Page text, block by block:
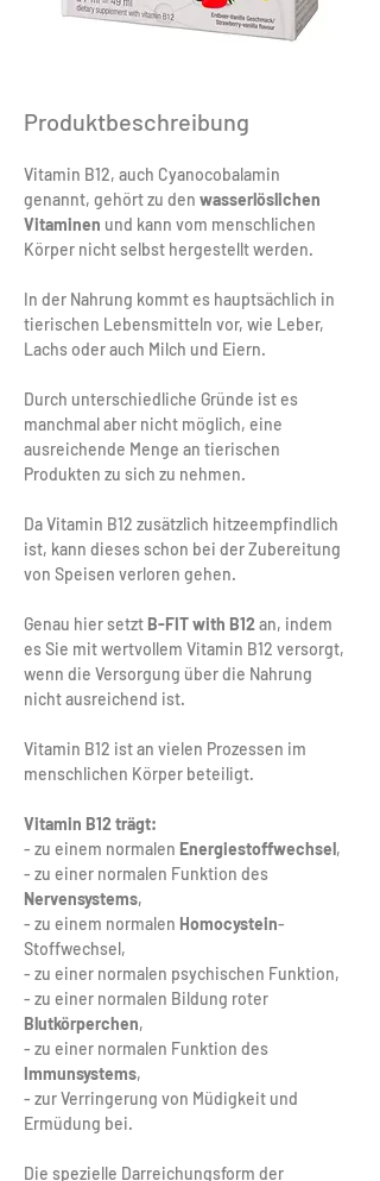
Produktbeschreibung
Vitamin B12, auch Cyanocobalamin
genannt, gehört zu den wasserlöslichen
Vitaminen und kann vom menschlichen
Körper nicht selbst hergestellt werden.
In der Nahrung kommt es hauptsächlich in
tierischen Lebensmitteln vor, wie Leber,
Lachs oder auch Milch und Eiern.
Durch unterschiedliche Gründe ist es
manchmal aber nicht möglich, eine
ausreichende Menge an tierischen
Produkten zu sich zu nehmen.
Da Vitamin B12 zusätzlich hitzeempfindlich
ist, kann dieses schon bei der Zubereitung
von Speisen verloren gehen.
Genau hier setzt B-FIT with B12 an, indem
es Sie mit wertvollem Vitamin B12 versorgt,
wenn die Versorgung über die Nahrung
nicht ausreichend ist.
Vitamin B12 ist an vielen Prozessen im
menschlichen Körper beteiligt.
Vitamin B12 trägt:
- zu einem normalen Energiestoffwechsel,
- zu einer normalen Funktion des
Nervensystems,
- zu einem normalen Homocystein-
Stoffwechsel,
- zu einer normalen psychischen Funktion,
- zu einer normalen Bildung roter
Blutkörperchen,
- zu einer normalen Funktion des
Immunsystems,
- zur Verringerung von Müdigkeit und
Ermüdung bei.
Die spezielle Darreichungsform der